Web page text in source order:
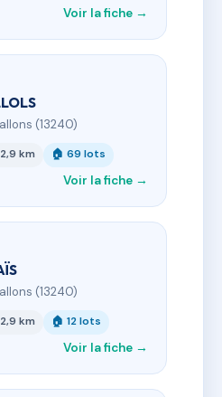
Voir la fiche →
(13240)
km 🏠 69 lots
Voir la fiche →
(13240)
km 🏠 12 lots
Voir la fiche →